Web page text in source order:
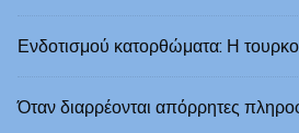
Ενδοτισμού κατορθώματα: Η
Όταν διαρρέονται απόρρητες